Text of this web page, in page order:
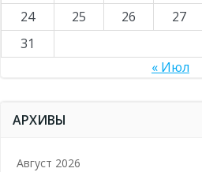
24
25 26 27
31
« Июл
АРХИВЫ
Август 2026